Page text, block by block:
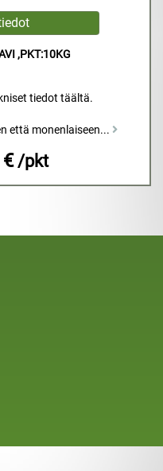
,PKT:10KG
tiedot täältä.
että monenlaiseen...
/pkt